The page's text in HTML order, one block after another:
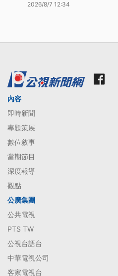
2026/8/7 12:34
內容
即時新聞
專題策展
數位敘事
當期節目
深度報導
觀點
公廣集團
公共電視
PTS TW
公視台語台
中華電視公司
客家電視台